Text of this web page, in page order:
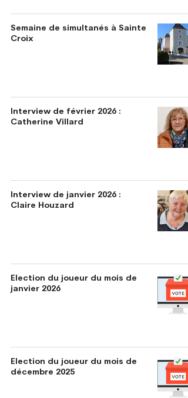
Semaine de simultanés à Sainte
Croix
Interview de février 2026 :
Catherine Villard
Interview de janvier 2026 :
Claire Houzard
Election du joueur du mois de
janvier 2026
Election du joueur du mois de
décembre 2025